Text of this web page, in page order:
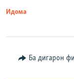
Идома
Ба дигарон